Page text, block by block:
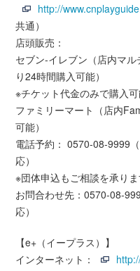
http://
共通）
店頭販売：
セブン-イレブン（店内マ
り24時間購入可能）
※チケット代金のみで購入可
ファミリーマート（店内
可能）
電話予約： 0570-08-9999
応）
※団体申込もご相談を承りま
お問合わせ先：0570-08-
応）
【e+（イープラス）】
インターネット：